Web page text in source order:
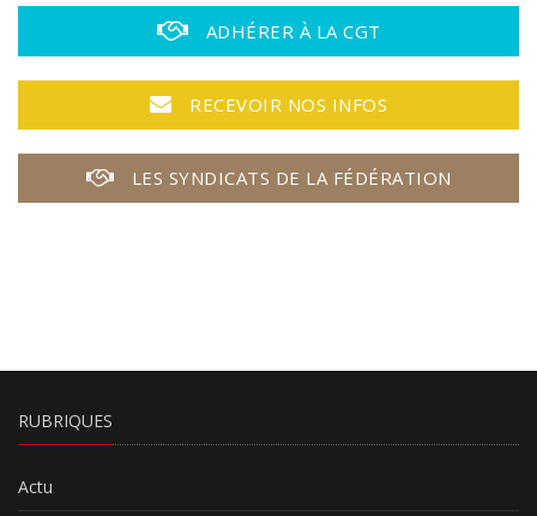
ADHÉRER À LA CGT
RECEVOIR NOS INFOS
LES SYNDICATS DE LA FÉDÉRATION
RUBRIQUES
Actu